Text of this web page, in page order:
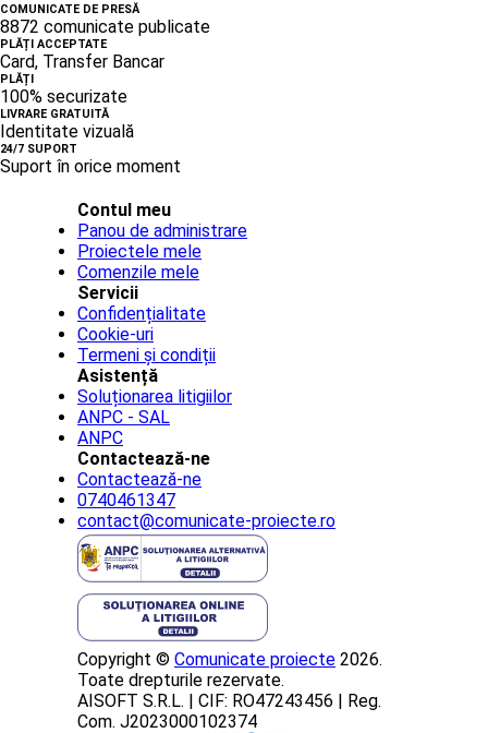
COMUNICATE DE PRESĂ
8872 comunicate publicate
PLĂȚI ACCEPTATE
Card, Transfer Bancar
PLĂȚI
100% securizate
LIVRARE GRATUITĂ
Identitate vizuală
24/7 SUPORT
Suport în orice moment
Contul meu
Panou de administrare
Proiectele mele
Comenzile mele
Servicii
Confidențialitate
Cookie-uri
Termeni și condiții
Asistență
Soluționarea litigiilor
ANPC - SAL
ANPC
Contactează-ne
Contactează-ne
0740461347
contact@comunicate-proiecte.ro
Copyright © Comunicate proiecte 2026.
Toate drepturile rezervate.
AISOFT S.R.L. | CIF: RO47243456 | Reg.
Com. J2023000102374